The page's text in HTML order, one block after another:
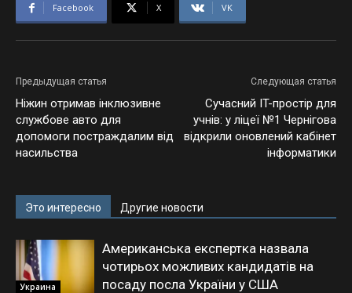
Facebook X VK
Предыдущая статья
Ніжин отримав інклюзивне
службове авто для
допомоги постраждалим від
насильства
Следующая статья
Сучасний IT-простір для
учнів: у ліцеї №1 Чернігова
відкрили оновлений кабінет
інформатики
Это интересно Другие новости
Украина
Американська експертка назвала
чотирьох можливих кандидатів на
посаду посла України у США